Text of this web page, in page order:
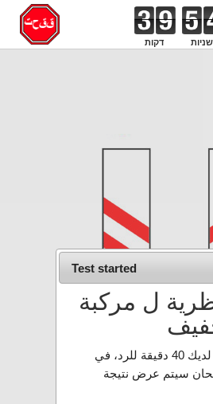
דקות שניות
سكة حديد -
Test started
ل مركبة
هناك 30 أسئلة لديك 40 دقيقة للرد، في
سيتم عرض نتيجة